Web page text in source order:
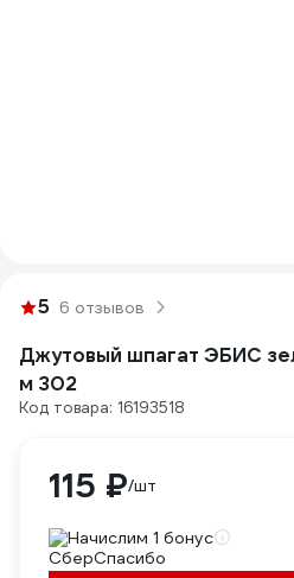
5 6 отзывов
Джутовый шпагат ЭБИС
м 302
Код товара: 16193518
115 ₽/шт
Начислим 1 бонус